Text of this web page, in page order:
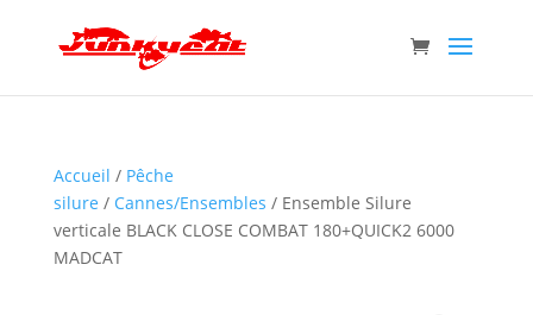
Accueil / Pêche
silure / Cannes/Ensembles / Ensemble Silure
verticale BLACK CLOSE COMBAT 180+QUICK2 6000
MADCAT